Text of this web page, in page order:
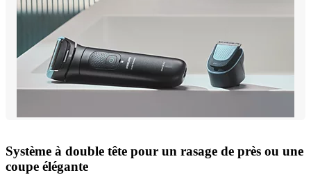
Système à double tête pour un rasage de près ou une
coupe élégante